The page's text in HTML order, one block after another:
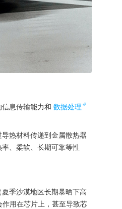
息传输能力和 数据处理
热材料传递到金属散热器
、柔软、长期可靠等性
季沙漠地区长期暴晒下高
用在芯片上，甚至导致芯